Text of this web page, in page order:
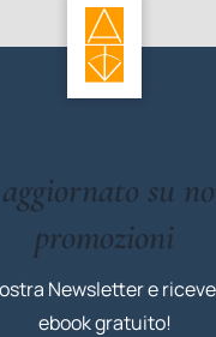
su
promozioni
Newsletter e
ebook gratuito!